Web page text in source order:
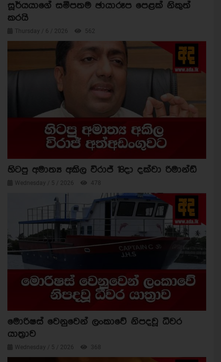
සූර්යයාගේ සමීපතම ඡායාරූප පෙළක් නිකුත්
කරයි
Thursday / 6 / 2026 562
හිටපු අමාත්‍ය අකිල විරාජ් 18දා දක්වා රිමාන්ඩ්
Wednesday / 5 / 2026 478
මොරිෂස් වෙනුවෙන් ලංකාවේ නිපදවූ ධීවර
යාත්‍රාව
Wednesday / 5 / 2026 368